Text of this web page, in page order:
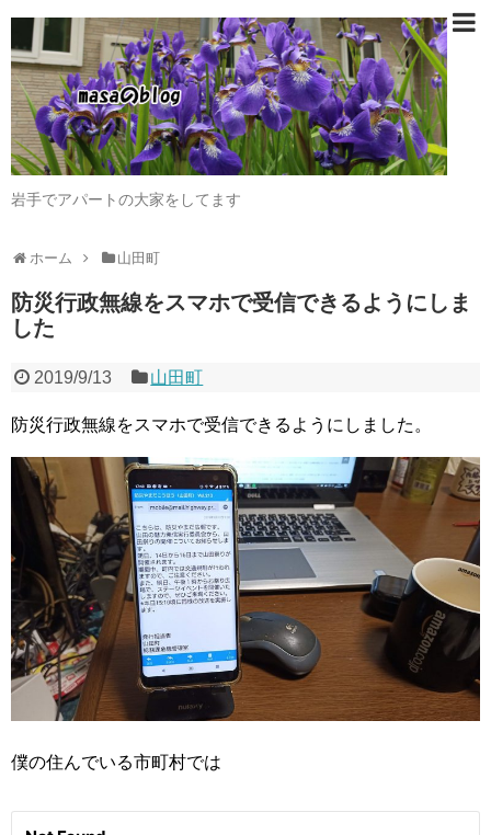
岩手でアパートの大家をしてます
ホーム 山田町
防災行政無線をスマホで受信できるようにしま
した
2019/9/13 山田町
防災行政無線をスマホで受信できるようにしました。
僕の住んでいる市町村では